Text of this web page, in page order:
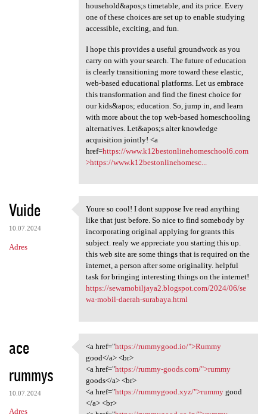
household&apos;s timetable, and its price. Every
one of these choices are set up to enable studying
accessible, exciting, and fun.
I hope this provides a useful groundwork as you
carry on with your search. The future of education
is clearly transitioning more toward these elastic,
web-based educational platforms. Let us embrace
this transformation and find the finest choice for
our kids&apos; education. So, jump in, and learn
with more about the top web-based homeschooling
alternatives. Let&apos;s alter knowledge
acquisition jointly! <a
href=https://www.k12bestonlinehomeschool6.com
>https://www.k12bestonlinehomesc...
Vuide
10.07.2024
Adres
Youre so cool! I dont suppose
Youre so cool! I dont suppose Ive read anything
like that just before. So nice to find somebody by
incorporating original applying for grants this
subject. realy we appreciate you starting this up.
this web site are some things that is required on the
internet, a person after some originality. helpful
task for bringing interesting things on the internet!
https://sewamobiljaya2.blogspot.com/2024/06/se
wa-mobil-daerah-surabaya.html
ace
rummys
10.07.2024
Adres
<a href="https://rummygood.io
<a href="https://rummygood.io/">Rummy
good</a> <br>
<a href="https://rummy-goods.com/">rummy
goods</a> <br>
<a href="https://rummygood.xyz/">rummygood
</a> <br>